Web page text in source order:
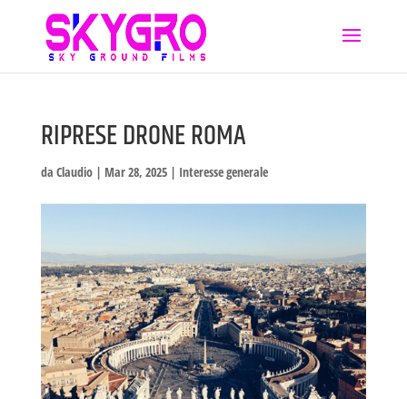
RIPRESE DRONE ROMA
da Claudio| Mar 28, 2025| Interesse generale